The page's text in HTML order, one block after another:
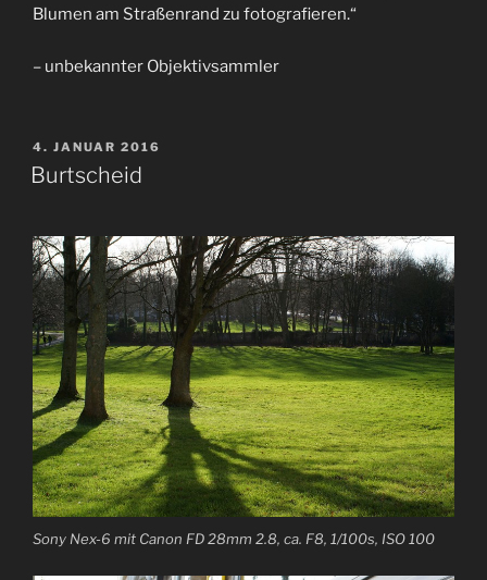
Blumen am Straßenrand zu fotografieren.“
– unbekannter Objektivsammler
VERÖFFENTLICHT
AM
4. JANUAR 2016
Burtscheid
Sony Nex-6 mit Canon FD 28mm 2.8, ca. F8, 1/100s, ISO 100